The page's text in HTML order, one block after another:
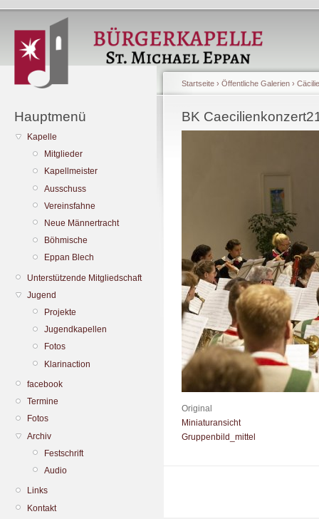
Hauptmenü
Kapelle
Mitglieder
Kapellmeister
Ausschuss
Vereinsfahne
Neue Männertracht
Böhmische
Eppan Blech
Unterstützende Mitgliedschaft
Jugend
Projekte
Jugendkapellen
Fotos
Klarinaction
facebook
Termine
Fotos
Archiv
Festschrift
Audio
Links
Kontakt
Startseite › Öffentliche Galerien ›
BK
Original
Miniaturansicht
Gruppenbild_mittel